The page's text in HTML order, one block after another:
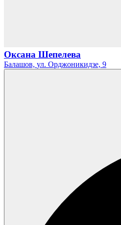
Оксана Шепелева
Балашов, ул. Орджоникидзе, 9